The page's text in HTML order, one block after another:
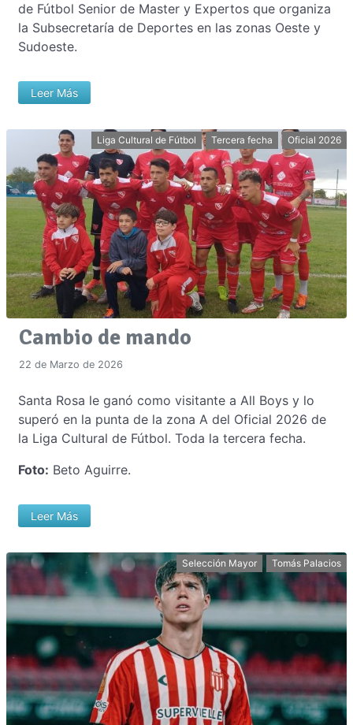
de Fútbol Senior de Master y Expertos que organiza
la Subsecretaría de Deportes en las zonas Oeste y
Sudoeste.
Leer Más
Liga Cultural de Fútbol Tercera fecha Oficial 2026
Cambio de mando
22 de Marzo de 2026
Santa Rosa le ganó como visitante a All Boys y lo
superó en la punta de la zona A del Oficial 2026 de
la Liga Cultural de Fútbol. Toda la tercera fecha.
Foto: Beto Aguirre.
Leer Más
Selección Mayor Tomás Palacios